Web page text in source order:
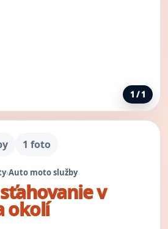
1 / 1
1 foto
›Auto moto služby
v
okolí